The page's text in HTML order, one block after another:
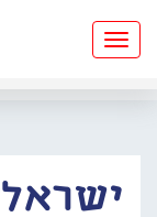
Toggle
navigation